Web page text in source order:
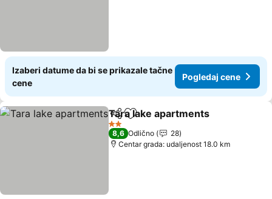
Izaberi datume da bi se prikazale tačne
cene
Pogledaj cene
Deli Dodati u favorite
Tara lake apartments
2 Zvezdice
8,6 Odlično
28
Centar grada: udaljenost 18.0 km